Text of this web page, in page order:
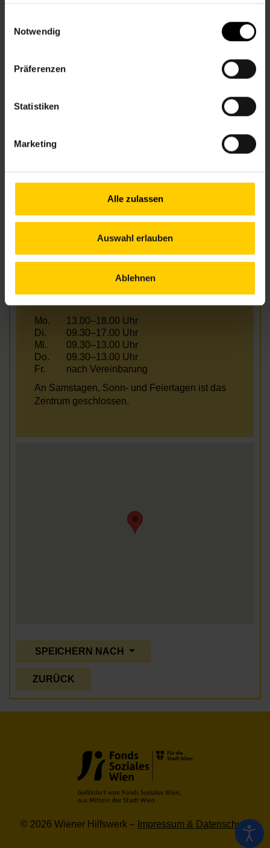
Notwendig
Präferenzen
Statistiken
Marketing
Alle zulassen
Auswahl erlauben
Ablehnen
Nachbarschaftszentren
Anfahrt
Mo.
13.00–18.00 Uhr
13.00–18.00 Uhr
Fr.
nach Vereinbarung
Öffnungszeiten Juli und August
Mo.
13.00–18.00 Uhr
Di.
09.30–17.00 Uhr
Mi.
09.30–13.00 Uhr
Do.
09.30–13.00 Uhr
Fr.
nach Vereinbarung
An Samstagen, Sonn- und Feiertagen ist das
Zentrum geschlossen.
SPEICHERN NACH
ZURÜCK
© 2026 Wiener Hilfswerk – Impressum & Datenschutz